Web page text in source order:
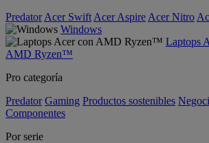
Predator Acer Swift Acer Aspire Acer Nitro
Windows
Laptops
AMD Ryzen™
Pro categoría
Predator Gaming Productos sostenibles
Componentes
Por serie